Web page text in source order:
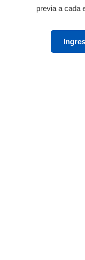
previa a cada